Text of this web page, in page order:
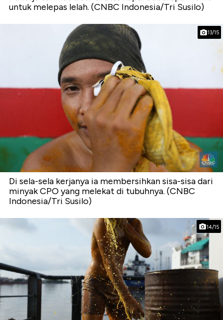
untuk melepas lelah. (CNBC Indonesia/Tri Susilo)
13/15
Di sela-sela kerjanya ia membersihkan sisa-sisa dari
minyak CPO yang melekat di tubuhnya. (CNBC
Indonesia/Tri Susilo)
14/15